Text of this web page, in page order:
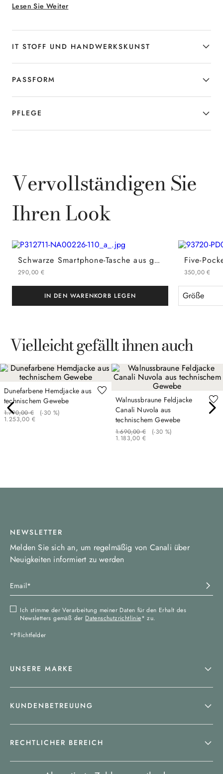
Lesen Sie Weiter
Lederdetails eine raffinierte und
moderne Ästhetik definieren. Ein
exklusives Kleidungsstück für den
Mann, der in der Übergangszeit
Eleganz und Komfort kombinieren
möchte.
IT STOFF UND HANDWERKSKUNST
PASSFORM
PFLEGE
Vervollständigen Sie
Ihren Look
Schwarze Smartphone-Tasche aus getrommeltem Kalbsleder mit schlauchförmigem Schulterriemen
290,00 € 350,00 €
Größe
Vielleicht gefällt ihnen auch
Dunefarbene Hemdjacke aus
technischem Gewebe
1.790,00 € (-30 %)
1.253,00 €
Walnussbraune Feldjacke
Canali Nuvola aus
technischem Gewebe
1.690,00 € (-30 %)
1.183,00 €
NEWSLETTER
Melden Sie sich an, um regelmäßig von Canali über
Neuigkeiten informiert zu werden
Ich stimme der Verarbeitung meiner Daten für den Erhalt des
Newsletters gemäß der Datenschutzrichtlinie* zu.
*Pflichtfelder
UNSERE MARKE
KUNDENBETREUUNG
RECHTLICHER BEREICH